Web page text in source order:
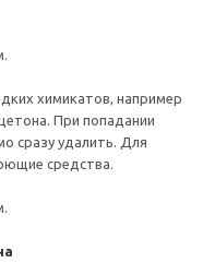
химикатов, например
При попадании
сразу удалить. Для
средства.